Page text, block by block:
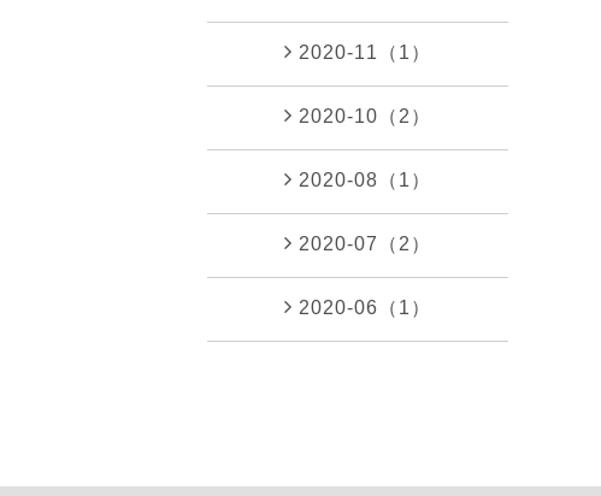
2020-11（1）
2020-10（2）
2020-08（1）
2020-07（2）
2020-06（1）